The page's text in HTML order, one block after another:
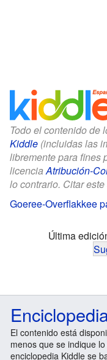
Todo el contenido de
Kiddle (incluidas las
libremente para fines
licenciaAtribución-
lo contrario. Citar
Goeree-Overflakkee
Última
El contenido está
menos que se indique
enciclopedia Kiddle se